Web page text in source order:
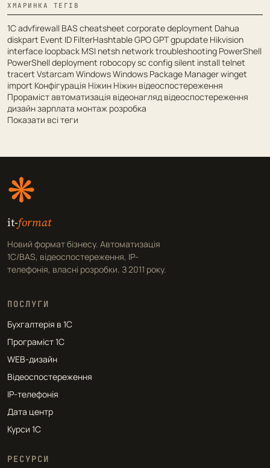
ХМАРИНКА ТЕГІВ
1Сadvfirewall BAS cheatsheet corporate deployment Dahua
diskpart Event ID FilterHashtableGPOGPTgpupdate Hikvision
interface loopback MSI netsh network troubleshooting PowerShell
PowerShell deployment robocopysc configsilent installtelnet
tracert Vstarcam WindowsWindows Package Managerwinget
import Конфігурація Ніжин Ніжин відеоспостереження
Прораміставтоматизація відеонагляд відеоспостереження
дизайнзарплата монтаж розробка
Показати всі теги
❋
it-format
Новий формат бізнесу. Автоматизація
1С/BAS, відеоспостереження, IP-
телефонія, власні розробки. З 2011 року.
ПОСЛУГИ
Бухгалтерія в 1С
Програміст 1С
WEB-дизайн
Відеоспостереження
IP-телефонія
Дата центр
Курси 1С
РЕСУРСИ